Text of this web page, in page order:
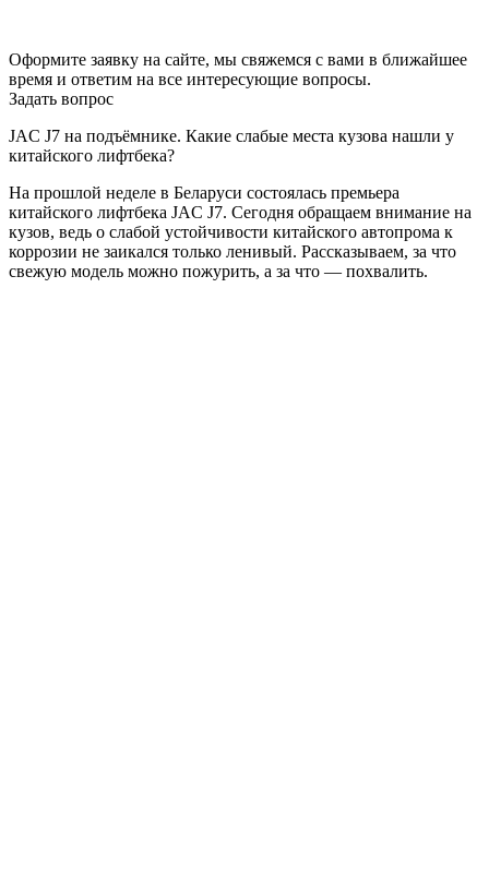
Оформите заявку на сайте, мы свяжемся с вами в ближайшее
время и ответим на все интересующие вопросы.
Задать вопрос
JAC J7 на подъёмнике. Какие слабые места кузова нашли у
китайского лифтбека?
На прошлой неделе в Беларуси состоялась премьера
китайского лифтбека JAC J7. Сегодня обращаем внимание на
кузов, ведь о слабой устойчивости китайского автопрома к
коррозии не заикался только ленивый. Рассказываем, за что
свежую модель можно пожурить, а за что — похвалить.